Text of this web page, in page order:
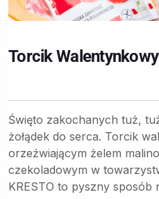
Torcik Walentynkowy
Święto zakochanych tuż,
żołądek do serca. Torcik
orzeźwiającym żelem
czekoladowym w
KRESTO to pyszny sposób